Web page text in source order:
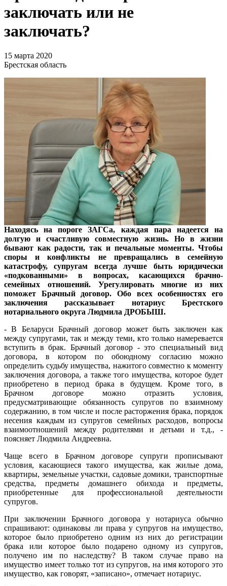
заключать или не
заключать?
15 марта 2020
Брестская область
Находясь на пороге ЗАГСа, каждая пара надеется на
долгую и счастливую совместную жизнь. Но в жизни
бывают как радости, так и печальные моменты. Чтобы
споры и конфликты не превращались в семейную
катастрофу, супругам всегда лучше быть юридически
«подкованными» в вопросах, касающихся брачно-
семейных отношений. Урегулировать многие из них
поможет Брачный договор. Обо всех особенностях его
заключения рассказывает нотариус Брестского
нотариального округа Людмила ДРОБЫШ.
- В Беларуси Брачный договор может быть заключен как
между супругами, так и между теми, кто только намеревается
вступить в брак. Брачный договор - это специальный вид
договора, в котором по обоюдному согласию можно
определить судьбу имущества, нажитого совместно к моменту
заключения договора, а также того имущества, которое будет
приобретено в период брака в будущем. Кроме того, в
Брачном договоре можно отразить условия,
предусматривающие обязанность супругов по взаимному
содержанию, в том числе и после расторжения брака, порядок
несения каждым из супругов семейных расходов, вопросы
взаимоотношений между родителями и детьми и т.д., -
поясняет Людмила Андреевна.
Чаще всего в Брачном договоре супруги прописывают
условия, касающиеся такого имущества, как жилые дома,
квартиры, земельные участки, садовые домики, транспортные
средства, предметы домашнего обихода и предметы,
приобретенные для профессиональной деятельности
супругов.
При заключении Брачного договора у нотариуса обычно
спрашивают: одинаковы ли права у супругов на имущество,
которое было приобретено одним из них до регистрации
брака или которое было подарено одному из супругов,
получено им по наследству? В таком случае право на
имущество имеет только тот из супругов, на имя которого это
имущество, как говорят, «записано», отмечает нотариус.